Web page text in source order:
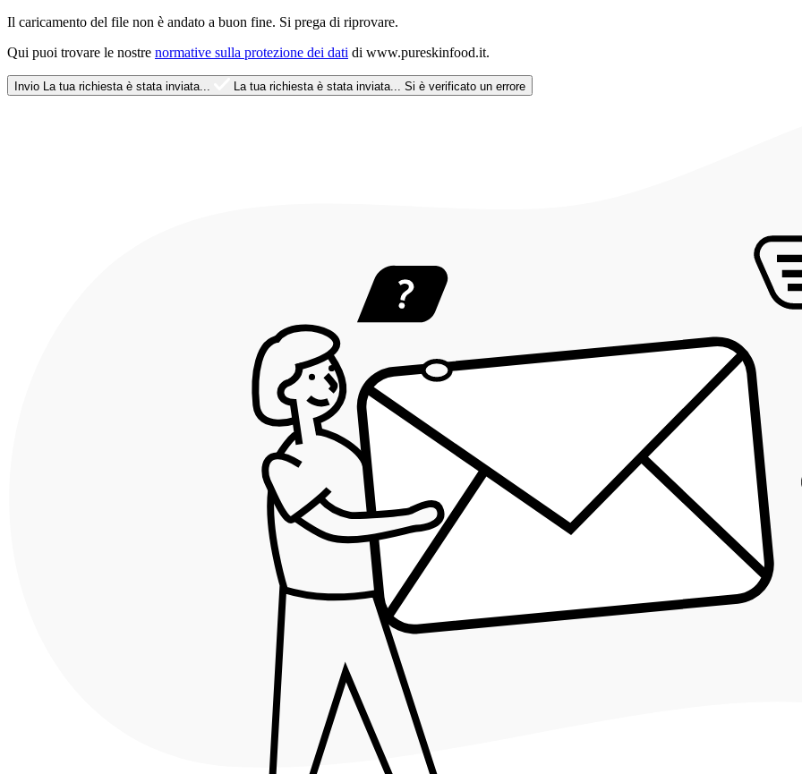
Il caricamento del file non è andato a buon fine. Si prega di riprovare.
Qui puoi trovare le nostre normative sulla protezione dei dati di www.pureskinfood.it.
Invio La tua richiesta è stata inviata... La tua richiesta è stata inviata... Si è verificato un errore